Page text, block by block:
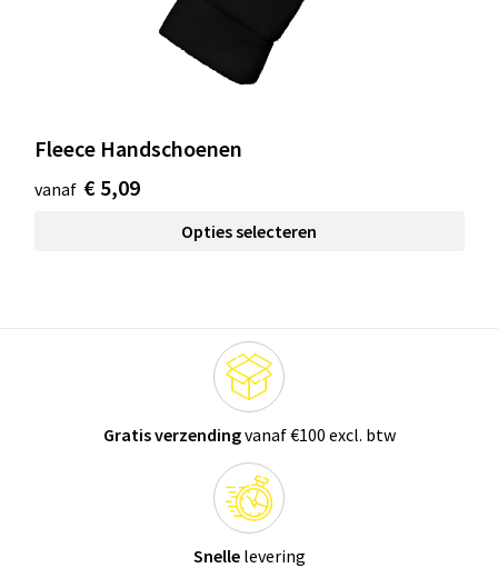
Fleece Handschoenen
vanaf € 5,09
Opties selecteren
Gratis verzendingvanaf €100 excl. btw
Snellelevering